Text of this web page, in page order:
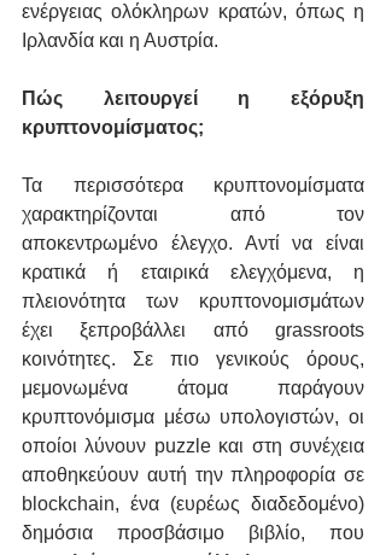
ενέργειας ολόκληρων κρατών, όπως η
Ιρλανδία και η Αυστρία.
Πώς λειτουργεί η εξόρυξη
κρυπτονομίσματος;
Τα περισσότερα κρυπτονομίσματα
χαρακτηρίζονται από τον
αποκεντρωμένο έλεγχο. Αντί να είναι
κρατικά ή εταιρικά ελεγχόμενα, η
πλειονότητα των κρυπτονομισμάτων
έχει ξεπροβάλλει από grassroots
κοινότητες. Σε πιο γενικούς όρους,
μεμονωμένα άτομα παράγουν
κρυπτονόμισμα μέσω υπολογιστών, οι
οποίοι λύνουν puzzle και στη συνέχεια
αποθηκεύουν αυτή την πληροφορία σε
blockchain, ένα (ευρέως διαδεδομένο)
δημόσια προσβάσιμο βιβλίο, που